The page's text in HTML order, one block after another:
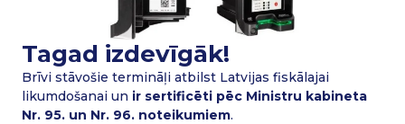
Tagad izdevīgāk!
Brīvi stāvošie termināļi atbilst Latvijas fiskālajai
likumdošanai un ir sertificēti pēc Ministru kabineta
Nr. 95. un Nr. 96. noteikumiem.